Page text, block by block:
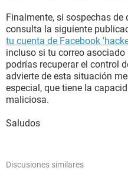
Finalmente, si sospechas
consulta la siguiente
tu cuenta de Facebook
incluso si tu correo
podrías recuperar el control
advierte de esta situación
especial, que tiene la
maliciosa.
Saludos
Discusiones similares